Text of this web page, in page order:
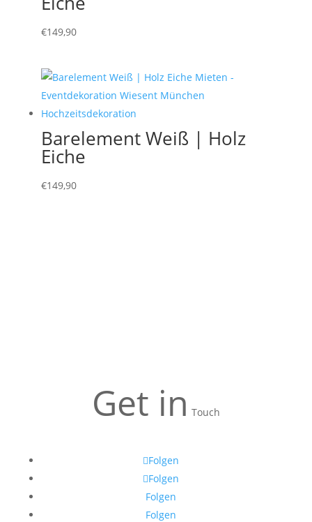
€149,90
Barelement Weiß | Holz
Eiche
€149,90
Get in Touch
Folgen
Folgen
Folgen
Folgen